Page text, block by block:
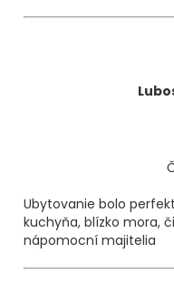
Ubytovanie bolo
kuchyňa, blízko mora,
nápomocní majitelia